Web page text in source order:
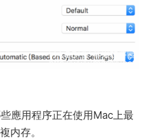
應用程序正在使用Mac上最
内存。